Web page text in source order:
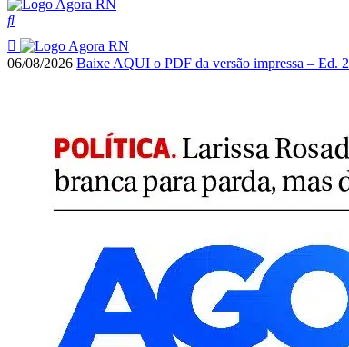
06/08/2026 Baixe AQUI o PDF da versão impressa – Ed.